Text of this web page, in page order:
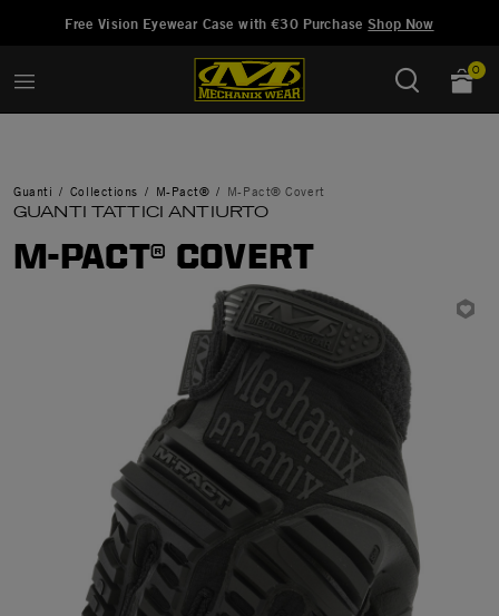
Free Vision Eyewear Case with €30 PurchaseShop Now
0
Guanti Collections M-Pact® M-Pact® Covert
GUANTI TATTICI ANTIURTO
M-PACT® COVERT
Aggiunto a Gestisci Lista dei Desideri